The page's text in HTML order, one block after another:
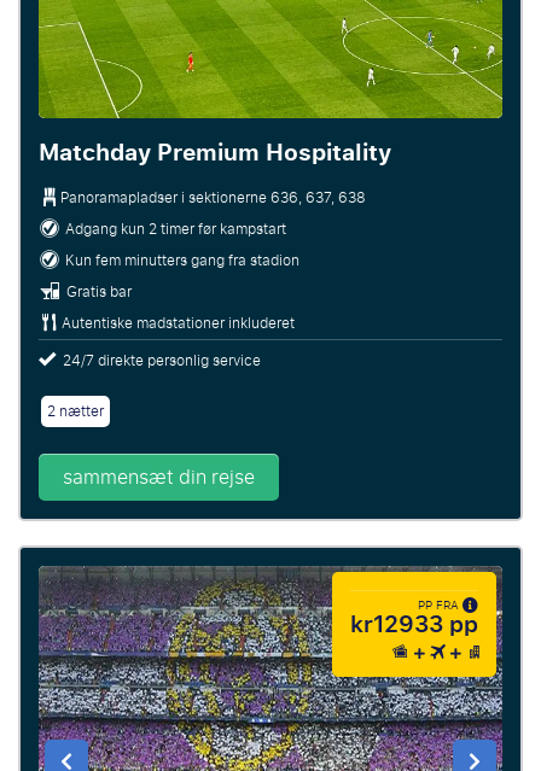
Matchday Premium Hospitality
Panoramapladser i sektionerne 636, 637, 638
Adgang kun 2 timer før kampstart
Kun fem minutters gang fra stadion
Gratis bar
Autentiske madstationer inkluderet
24/7 direkte personlig service
2 nætter
sammensæt din rejse
PP FRA
kr12933 pp